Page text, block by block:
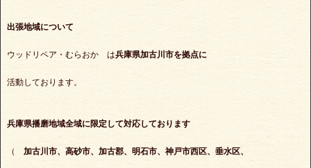
出張地域について
ウッドリペア・むらおか は兵庫県加古川市を拠点に
活動しております。
兵庫県播磨地域全域に限定して対応しております
（ 加古川市、高砂市、加古郡、明石市、神戸市西区、垂水区、